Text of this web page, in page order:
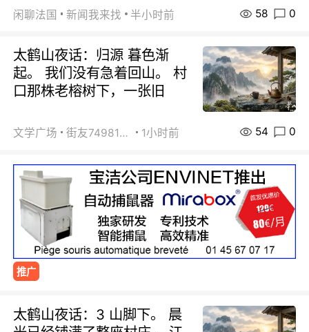
闲聊法国 新闻我来找 半小时前 58 0
太鹤山夜话：归源 暮色渐
起。 我们没有急着回山。 村
口那株老榕树下，一张旧
文学广场 街友74981146 1小时前 54 0
推广
太鹤山夜话：3 山脚下。 晨